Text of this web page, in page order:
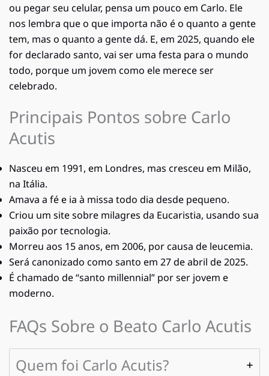
ou pegar seu celular, pensa um pouco em Carlo. Ele
nos lembra que o que importa não é o quanto a gente
tem, mas o quanto a gente dá. E, em 2025, quando ele
for declarado santo, vai ser uma festa para o mundo
todo, porque um jovem como ele merece ser
celebrado.
Principais Pontos sobre Carlo
Acutis
Nasceu em 1991, em Londres, mas cresceu em Milão,
na Itália.
Amava a fé e ia à missa todo dia desde pequeno.
Criou um site sobre milagres da Eucaristia, usando sua
paixão por tecnologia.
Morreu aos 15 anos, em 2006, por causa de leucemia.
Será canonizado como santo em 27 de abril de 2025.
É chamado de “santo millennial” por ser jovem e
moderno.
FAQs Sobre o Beato Carlo Acutis
Quem foi Carlo Acutis?